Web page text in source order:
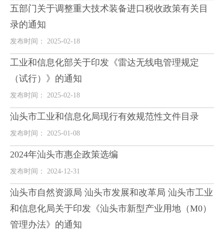
五部门关于调整重大技术装备进口税收政策有关目
录的通知
发布时间： 2025-02-18
工业和信息化部关于印发《雷达无线电管理规定
（试行）》的通知
发布时间： 2025-02-18
汕头市工业和信息化局现行有效规范性文件目录
发布时间： 2025-01-08
2024年汕头市惠企政策选编
发布时间： 2024-12-31
汕头市自然资源局 汕头市发展和改革局 汕头市工业
和信息化局关于印发《汕头市新型产业用地（M0）
管理办法》的通知